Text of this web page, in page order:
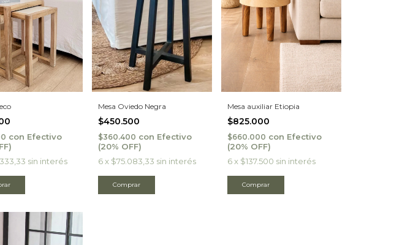
con Efectivo
sin interés
Mesa Oviedo Negra
$450.500
$360.400 con Efectivo
6 x $75.083,33 sin interés
Mesa auxiliar Etiopia
$825.000
$660.000 con Efectivo
6 x $137.500 sin interés